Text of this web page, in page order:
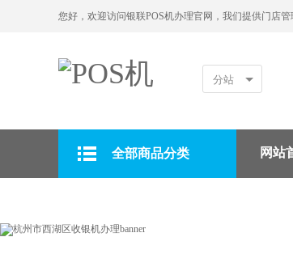
您好，欢迎访问银联POS机办理官网，我们提供门店
分站
全部商品分类 网站